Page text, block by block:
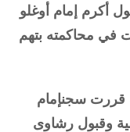
أكرم إمام أوغلو
في محاكمته بتهم
قررت سجنإمام
وقبول رشاوى